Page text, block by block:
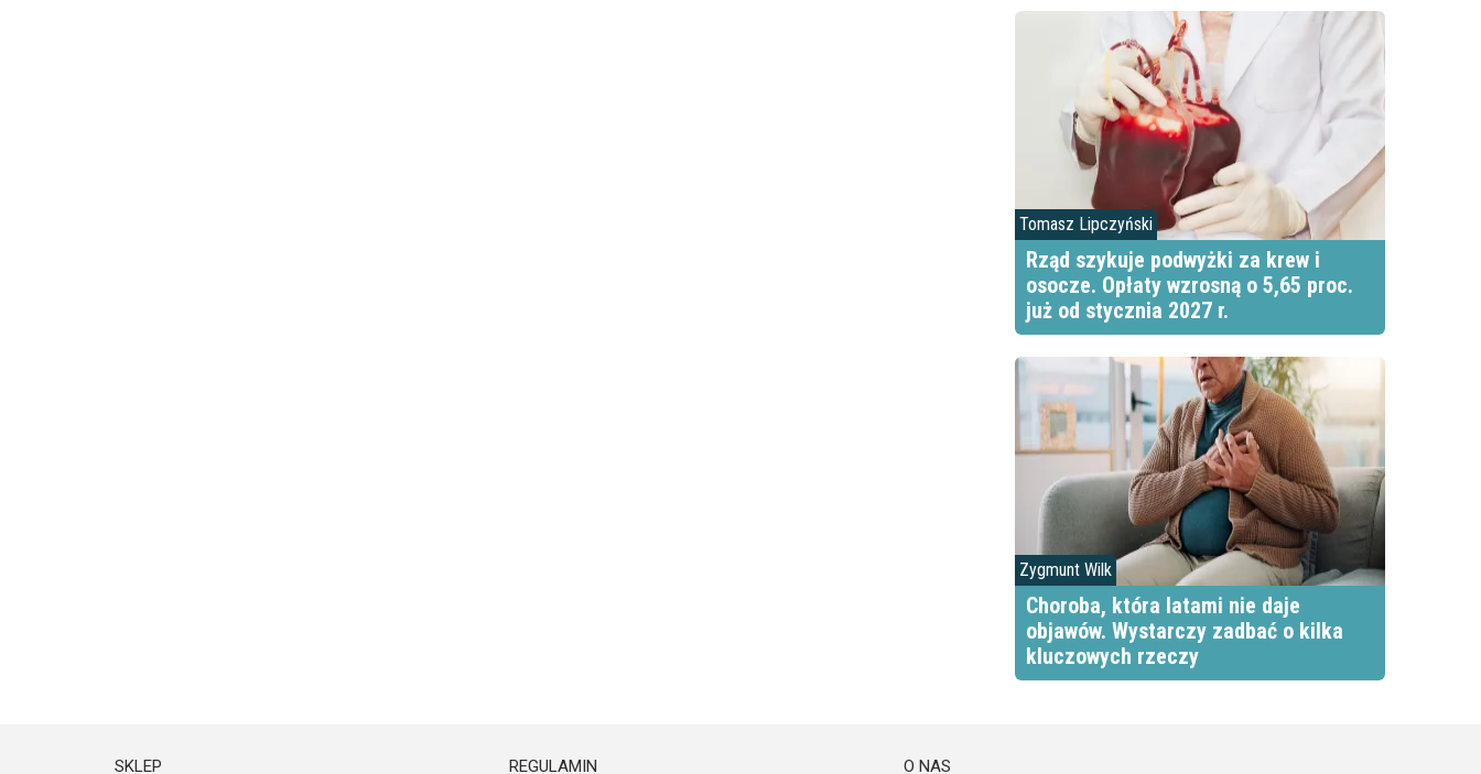
Tomasz Lipczyński
Rząd szykuje podwyżki za krew i
osocze. Opłaty wzrosną o 5,65 proc.
już od stycznia 2027 r.
Zygmunt Wilk
Choroba, która latami nie daje
objawów. Wystarczy zadbać o kilka
kluczowych rzeczy
SKLEP REGULAMIN O NAS